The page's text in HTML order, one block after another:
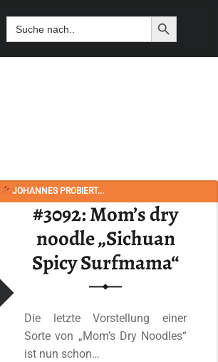
Search
for:
Search
JOHANNES PROBIERT...
#3092: Mom’s dry
noodle „Sichuan
Spicy Surfmama“
Die letzte Vorstellung einer
Sorte von „Mom’s Dry Noodles“
ist nun schon…